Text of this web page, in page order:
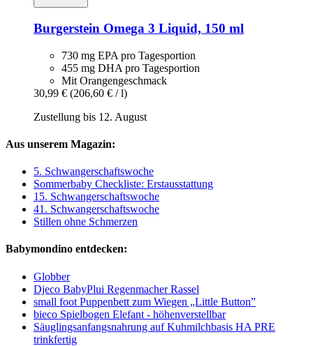
Burgerstein Omega 3 Liquid, 150 ml
730 mg EPA pro Tagesportion
455 mg DHA pro Tagesportion
Mit Orangengeschmack
30,99 € (206,60 € / l)
Zustellung bis 12. August
Aus unserem Magazin:
5. Schwangerschaftswoche
Sommerbaby Checkliste: Erstausstattung
15. Schwangerschaftswoche
41. Schwangerschaftswoche
Stillen ohne Schmerzen
Babymondino entdecken:
Globber
Djeco BabyPlui Regenmacher Rassel
small foot Puppenbett zum Wiegen „Little Button”
bieco Spielbogen Elefant - höhenverstellbar
Säuglingsanfangsnahrung auf Kuhmilchbasis HA PRE
trinkfertig